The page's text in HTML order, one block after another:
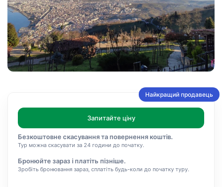
Найкращий продавець
Запитайте ціну
Безкоштовне скасування та повернення коштів.
Тур можна скасувати за 24 години до початку.
Бронюйте зараз і платіть пізніше.
Зробіть бронювання зараз, сплатіть будь-коли до початку туру.